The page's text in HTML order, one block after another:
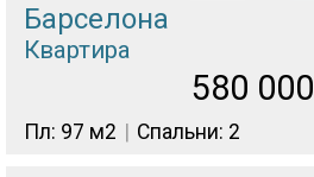
Барселона
Квартира
580 000
Пл: 97 м2 Спальни: 2